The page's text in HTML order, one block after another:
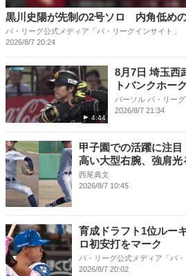
黒川史陽が先制の2号ソロ 内角低め
パ・リーグ公式メディア「パ・リーグインサイト」
2026/8/7 20:24
4:44
8月7日 埼玉西
トバンクホー
パーソル パ・リー
2026/8/7 21:34
甲子園での活躍に注
高い大型右腕、強肩光
西尾典文
2026/8/7 10:45
育成ドラフト1位ルー
ロ初安打をマーク
パ・リーグ公式メディア「パ・
2026/8/7 20:02